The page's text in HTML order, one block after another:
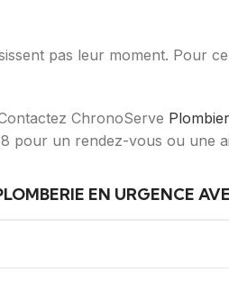
pas leur moment. Pour
ChronoServe Plombier
pour un rendez-vous ou une
EN URGENCE